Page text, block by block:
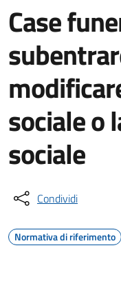
Case
sociale o
sociale
Condividi
Normativa di riferimento